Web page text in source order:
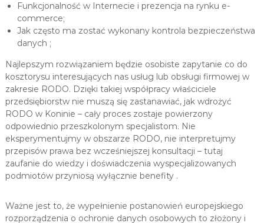
Funkcjonalność w Internecie i prezencja na rynku e-
commerce;
Jak często ma zostać wykonany kontrola bezpieczeństwa
danych ;
Najlepszym rozwiązaniem będzie osobiste zapytanie co do
kosztorysu interesujących nas usług lub obsługi firmowej w
zakresie RODO. Dzięki takiej współpracy właściciele
przedsiębiorstw nie muszą się zastanawiać, jak wdrożyć
RODO w Koninie – cały proces zostaje powierzony
odpowiednio przeszkolonym specjalistom. Nie
eksperymentujmy w obszarze RODO, nie interpretujmy
przepisów prawa bez wcześniejszej konsultacji – tutaj
zaufanie do wiedzy i doświadczenia wyspecjalizowanych
podmiotów przyniosą wyłącznie benefity .
Ważne jest to, że wypełnienie postanowień europejskiego
rozporządzenia o ochronie danych osobowych to złożony i